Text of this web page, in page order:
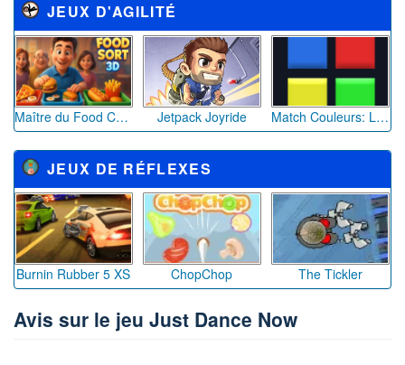
JEUX D'AGILITÉ
Maître du Food Court 3D Jetpack Joyride Match Couleurs: Le Défi Chromatique Addictif
JEUX DE RÉFLEXES
Burnin Rubber 5 XS ChopChop The Tickler
Avis sur le jeu Just Dance Now